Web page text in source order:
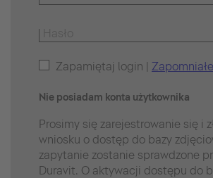
Zapamiętaj login |
Nie posiadam konta użytkownika
Prosimy się zarejestrowanie się i
wniosku o dostęp do bazy
zapytanie zostanie sprawdzone
Duravit. O aktywacji dostępu do